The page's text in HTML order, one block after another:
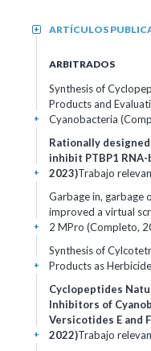
ARTÍCULOS
+
ARBITRADOS
Synthesis of
Products and
Cyanobacteria
+
Rationally
inhibit PTBP1
2023)Trabajo
+
Garbage in, garbage
improved a virtual
2 MPro (Completo,
+
Synthesis of
Products as
+
Cyclopeptides
Inhibitors of
Versicotides E and
2022)Trabajo
+